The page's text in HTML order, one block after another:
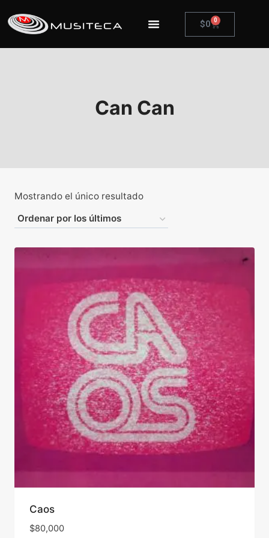
$0 0
Can Can
Mostrando el único resultado
Caos
$80,000